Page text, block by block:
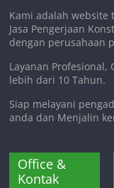
Kami adalah website
Jasa Pengerjaan
dengan perusahaan
Layanan Profesional,
lebih dari 10 Tahun.
Siap melayani
anda dan Menjalin
Office &
Kontak